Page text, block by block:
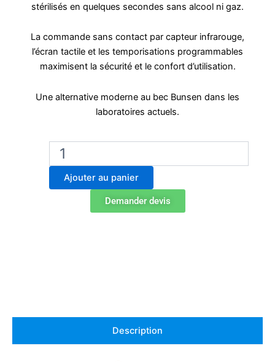
stérilisés en quelques secondes sans alcool ni gaz.
La commande sans contact par capteur infrarouge,
l’écran tactile et les temporisations programmables
maximisent la sécurité et le confort d’utilisation.
Une alternative moderne au bec Bunsen dans les
laboratoires actuels.
quantité
WLD-
Ajouter au panier
Demander devis
Description